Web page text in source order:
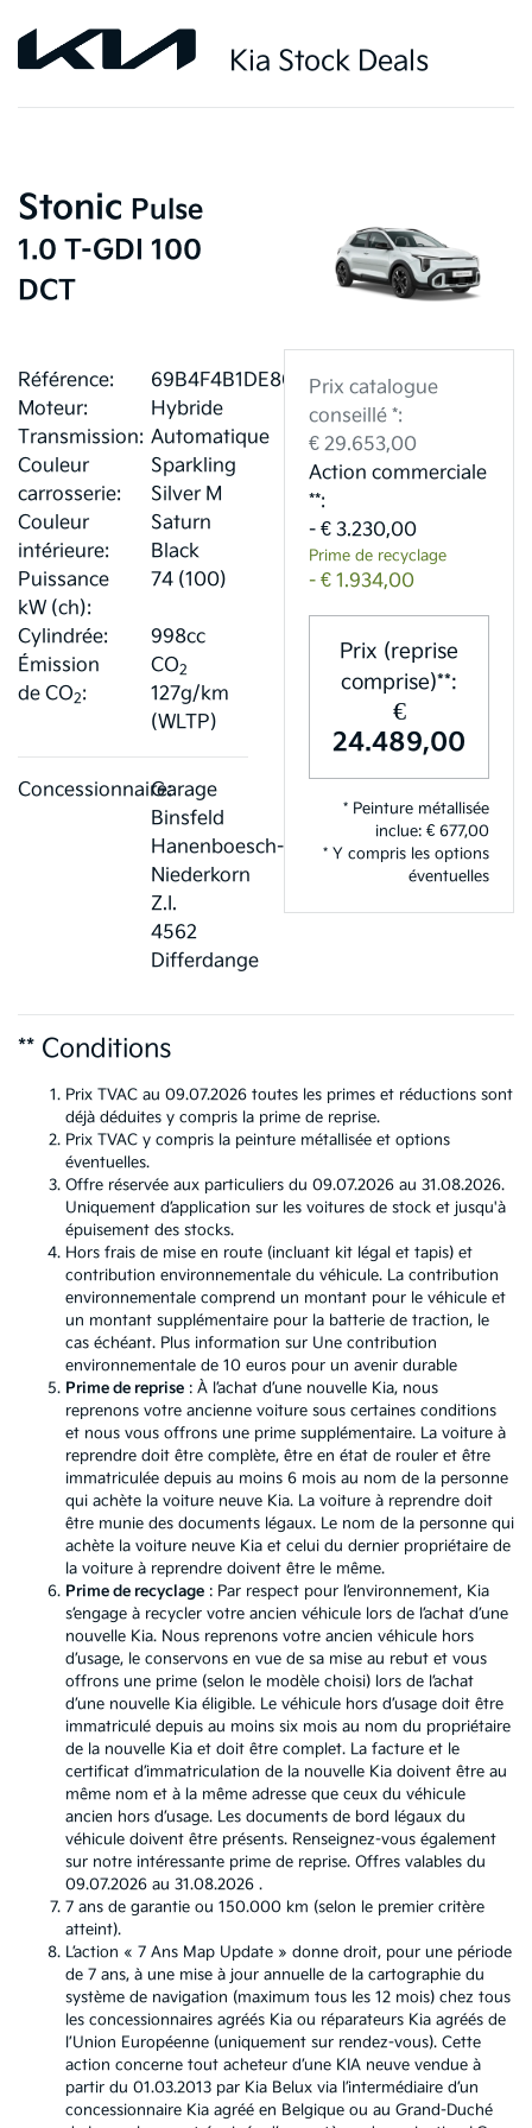
Kia Stock Deals
Stonic Pulse
1.0 T-GDI 100
DCT
Référence:
69B4F4B1DE801
Moteur:
Hybride
Transmission: Automatique
Couleur
carrosserie:
Sparkling
Silver M
Couleur
intérieure:
Saturn
Black
Puissance
kW (ch):
74 (100)
Cylindrée:
998cc
Émission
de CO2:
CO2
127g/km
(WLTP)
Concessionnaire:Garage
Binsfeld
Hanenboesch-
Niederkorn
Z.I.
4562
Differdange
Prix catalogue
conseillé *:
€ 29.653,00
Action commerciale
**:
- € 3.230,00
Prime de recyclage
- € 1.934,00
Prix (reprise
comprise)**:
€
24.489,00
* Peinture métallisée
inclue: € 677,00
* Y compris les options
éventuelles
** Conditions
Prix TVAC au 09.07.2026 toutes les primes et réductions sont
déjà déduites y compris la prime de reprise.
Prix TVAC y compris la peinture métallisée et options
éventuelles.
Offre réservée aux particuliers du 09.07.2026 au 31.08.2026.
Uniquement d’application sur les voitures de stock et jusqu'à
épuisement des stocks.
Hors frais de mise en route (incluant kit légal et tapis) et
contribution environnementale du véhicule. La contribution
environnementale comprend un montant pour le véhicule et
un montant supplémentaire pour la batterie de traction, le
cas échéant. Plus information sur Une contribution
environnementale de 10 euros pour un avenir durable
Prime de reprise : À l’achat d’une nouvelle Kia, nous
reprenons votre ancienne voiture sous certaines conditions
et nous vous offrons une prime supplémentaire. La voiture à
reprendre doit être complète, être en état de rouler et être
immatriculée depuis au moins 6 mois au nom de la personne
qui achète la voiture neuve Kia. La voiture à reprendre doit
être munie des documents légaux. Le nom de la personne qui
achète la voiture neuve Kia et celui du dernier propriétaire de
la voiture à reprendre doivent être le même.
Prime de recyclage : Par respect pour l’environnement, Kia
s’engage à recycler votre ancien véhicule lors de l’achat d’une
nouvelle Kia. Nous reprenons votre ancien véhicule hors
d’usage, le conservons en vue de sa mise au rebut et vous
offrons une prime (selon le modèle choisi) lors de l’achat
d’une nouvelle Kia éligible. Le véhicule hors d’usage doit être
immatriculé depuis au moins six mois au nom du propriétaire
de la nouvelle Kia et doit être complet. La facture et le
certificat d’immatriculation de la nouvelle Kia doivent être au
même nom et à la même adresse que ceux du véhicule
ancien hors d’usage. Les documents de bord légaux du
véhicule doivent être présents. Renseignez-vous également
sur notre intéressante prime de reprise. Offres valables du
09.07.2026 au 31.08.2026 .
7 ans de garantie ou 150.000 km (selon le premier critère
atteint).
L’action « 7 Ans Map Update » donne droit, pour une période
de 7 ans, à une mise à jour annuelle de la cartographie du
système de navigation (maximum tous les 12 mois) chez tous
les concessionnaires agréés Kia ou réparateurs Kia agréés de
l’Union Européenne (uniquement sur rendez-vous). Cette
action concerne tout acheteur d’une KIA neuve vendue à
partir du 01.03.2013 par Kia Belux via l’intermédiaire d’un
concessionnaire Kia agréé en Belgique ou au Grand-Duché